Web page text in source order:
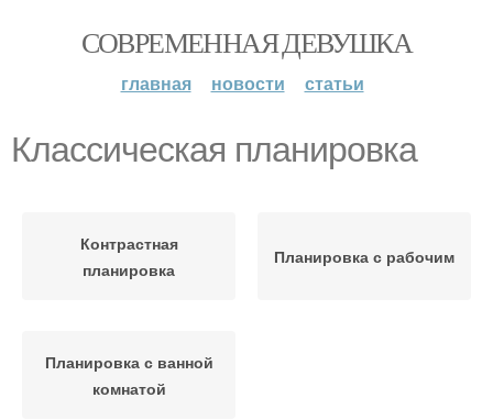
СОВРЕМЕННАЯ ДЕВУШКА
главная новости статьи
Классическая планировка
Контрастная
планировка
Планировка с рабочим
Планировка с ванной
комнатой